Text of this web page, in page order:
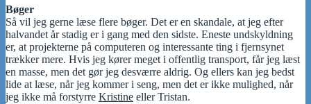
Bøger
Så vil jeg gerne læse flere bøger. Det er en skandale, at jeg efter
halvandet år stadig er i gang med den sidste. Eneste undskyldning
er, at projekterne på computeren og interessante ting i fjernsynet
trækker mere. Hvis jeg kører meget i offentlig transport, får jeg læst
en masse, men det gør jeg desværre aldrig. Og ellers kan jeg bedst
lide at læse, når jeg kommer i seng, men det er ikke mulighed, når
jeg ikke må forstyrre Kristine eller Tristan.